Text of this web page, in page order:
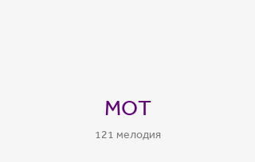
МОТ
121 мелодия